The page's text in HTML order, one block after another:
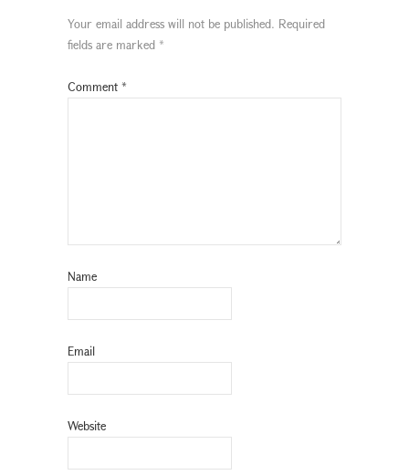
Your email address will not be published. Required
fields are marked *
Comment *
Name
Email
Website